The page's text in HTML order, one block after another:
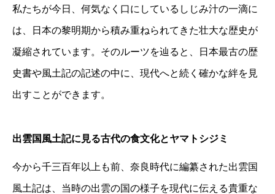
私たちが今日、何気なく口にしているしじみ汁の一滴に
は、日本の黎明期から積み重ねられてきた壮大な歴史が
凝縮されています。そのルーツを辿ると、日本最古の歴
史書や風土記の記述の中に、現代へと続く確かな絆を見
出すことができます。
出雲国風土記に見る古代の食文化とヤマトシジミ
今から千三百年以上も前、奈良時代に編纂された出雲国
風土記は、当時の出雲の国の様子を現代に伝える貴重な